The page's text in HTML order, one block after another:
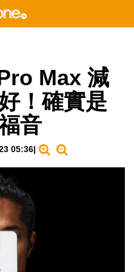
Max 減
！確實是
音
05:36|